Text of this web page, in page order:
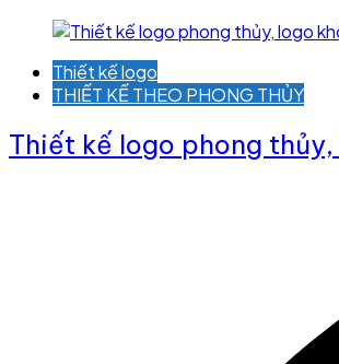
Thiết kế logo
THIẾT KẾ THEO PHONG THỦY
Thiết kế logo phong